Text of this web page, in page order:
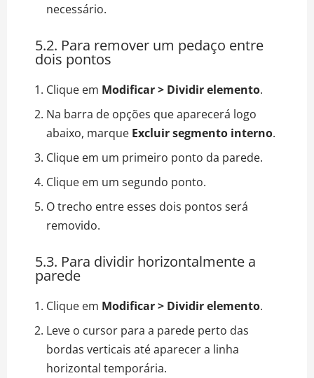
necessário.
5.2. Para remover um pedaço entre
dois pontos
Clique em Modificar > Dividir elemento.
Na barra de opções que aparecerá logo
abaixo, marque Excluir segmento interno.
Clique em um primeiro ponto da parede.
Clique em um segundo ponto.
O trecho entre esses dois pontos será
removido.
5.3. Para dividir horizontalmente a
parede
Clique em Modificar > Dividir elemento.
Leve o cursor para a parede perto das
bordas verticais até aparecer a linha
horizontal temporária.